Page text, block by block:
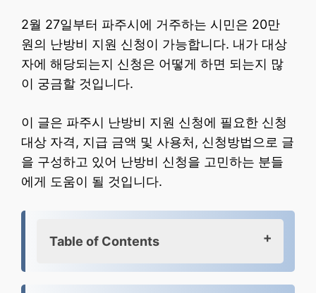
2월 27일부터 파주시에 거주하는 시민은 20만
원의 난방비 지원 신청이 가능합니다. 내가 대상
자에 해당되는지 신청은 어떻게 하면 되는지 많
이 궁금할 것입니다.
이 글은 파주시 난방비 지원 신청에 필요한 신청
대상 자격, 지급 금액 및 사용처, 신청방법으로 글
을 구성하고 있어 난방비 신청을 고민하는 분들
에게 도움이 될 것입니다.
Table of Contents
1. 파주시 난방비 지원 신청 대상 자격